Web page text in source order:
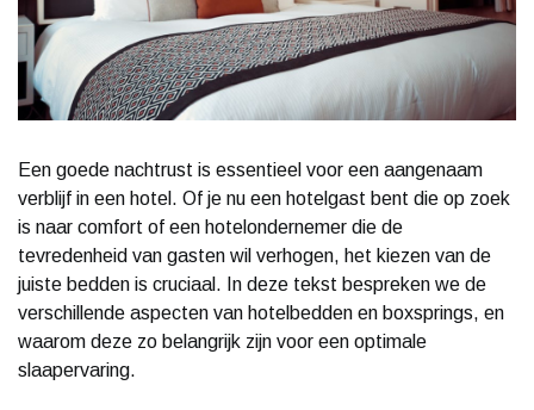
Een goede nachtrust is essentieel voor een aangenaam
verblijf in een hotel. Of je nu een hotelgast bent die op zoek
is naar comfort of een hotelondernemer die de
tevredenheid van gasten wil verhogen, het kiezen van de
juiste bedden is cruciaal. In deze tekst bespreken we de
verschillende aspecten van hotelbedden en boxsprings, en
waarom deze zo belangrijk zijn voor een optimale
slaapervaring.